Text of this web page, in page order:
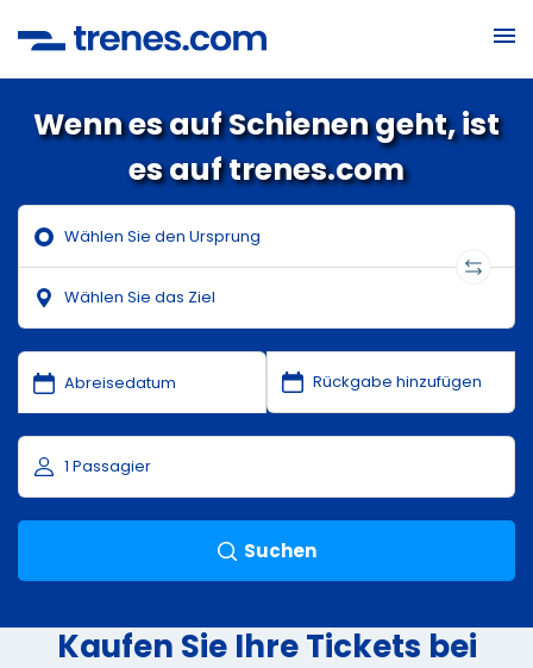
Wenn es auf Schienen geht, ist
es auf trenes.com
Suchen
Kaufen Sie Ihre Tickets bei